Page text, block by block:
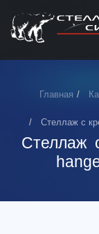
Главная
Стеллаж с
Стеллаж